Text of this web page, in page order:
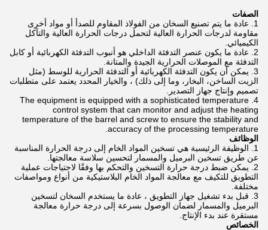
الصفات
عادة ما يتم تصنيع السخان من الفولاذ المقاوم للصدأ أو مواد أخرى
مقاومة لدرجات الحرارة العالية لتحمل درجات الحرارة العالية والتآكل
الكيميائي.
عادة ما يكون عنصر التدفئة الداخلي هو أنبوب التدفئة الكهربائية أو كابل
التدفئة مع الموصلات الحرارية الجيدة والمتانة.
يمكن أن يكون التدفئة الكهربائية أو التدفئة الحرارية للوسط (مثل
الزيت الساخن، البخار، وما إلى ذلك) ، والخيار المحدد يعتمد على متطلبات
تصميم وإنتاج جهاز التصدير.
The equipment is equipped with a sophisticated temperature
control system that can monitor and adjust the heating
temperature of the barrel and screw to ensure the stability and
accuracy of the processing temperature.
الوظائف
الوظيفة الرئيسية هي تسخين المواد الخام إلى درجة الحرارة المناسبة
عن طريق تسخين البرميل والمسمار لتحسين سلاسة معالجتها.
يمكن ضبط درجة حرارة التسخين والتحكم بها وفقًا لاحتياجات عملية
التطويق للتكيف مع معالجة المواد الخام البلاستيكية من أنواع ومواصفات
مختلفة.
قبل بدء تشغيل جهاز التطويق ، عادة ما يستخدم السخان لتسخين
البرميل والمسمار لضمان الوصول بسرعة إلى درجة حرارة معالجة
مستقرة عند بدء الإنتاج.
الخصائص